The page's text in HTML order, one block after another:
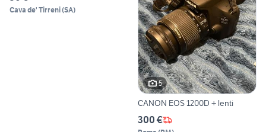
Cava de' Tirreni(SA)
5
CANON EOS 1200D + lenti
300 €